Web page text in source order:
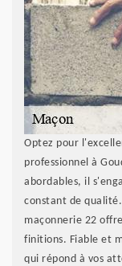
Optez pour
professionnel à
abordables, il
constant de
maçonnerie 22
finitions. Fiable et
qui répond à vos